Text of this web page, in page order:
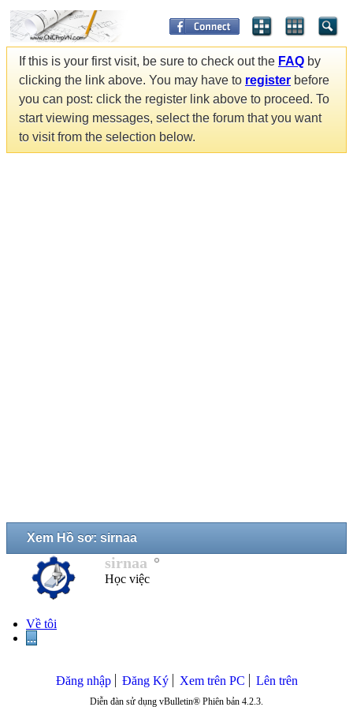
If this is your first visit, be sure to check out the FAQ by
clicking the link above. You may have to register before
you can post: click the register link above to proceed. To
start viewing messages, select the forum that you want
to visit from the selection below.
Xem Hồ sơ: sirnaa
sirnaa
Học việc
Về tôi
...
Đăng nhập Đăng Ký Xem trên PC Lên trên
Diễn đàn sử dụng vBulletin® Phiên bản 4.2.3.